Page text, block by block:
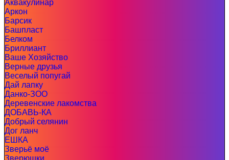
Аквакулинар
Аркон
Барсик
Башпласт
Белком
Бриллиант
Ваше Хозяйство
Верные друзья
Веселый попугай
Дай лапку
Данко-ЗОО
Деревенские лакомства
ДОБАВЬ-КА
Добрый селянин
Дог ланч
ЕШКА
Зверьё моё
Зверюшки